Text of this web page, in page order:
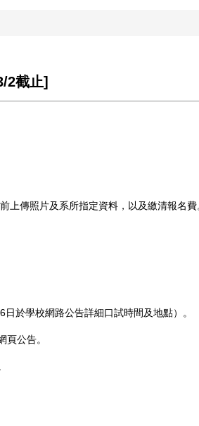
2截止]
上傳照片及系所指定資料，以及繳清報名費
於學校網路公告詳細口試時間及地點）。
公告。